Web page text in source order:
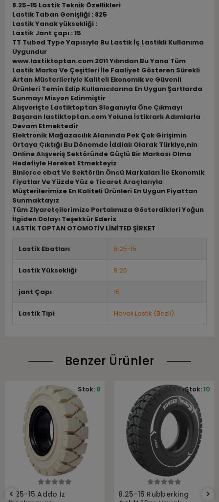
8.25-15 Lastik Teknik Özellikleri
Lastik Taban Genişliği : 825
Lastik Yanak yüksekliği :
Lastik Jant çapı : 15
TT Tubed Type Yapısıyla Bu Lastik İç Lastikli Kullanıma
Uygundur
www.lastiktoptan.com 2011 Yılından Bu Yana Tüm
Lastik Marka Ve Çeşitleri İle Faaliyet Gösteren Sürekli
Artan Müsterileriyle Kaliteli Ekonomik ve Güvenli
Ürünleri Temin Edip Kullanıcılarına En Uygun Şartlarda
Sunmayı Misyon Edinmiştir
Alışverişte Lastiktoptan Sloganıyla Öne Çıkmayı
Başaran lastiktoptan.com Yoluna İstikrarlı Adımlarla
Devam Etmektedir
Elektronik Mağazacılık Alanında Pek Çok Girişimin
Ortaya Çıktığı Bu Dönemde İddialı Olarak Türkiye,nin
Online Alışveriş Sektöründe Güçlü Bir Markası Olma
Hedefiyle Hereket Etmekteyiz
Binlerce ebat Ve Sektörün Öncü Markaları İle Ekonomik
Fiyatlar Ve Yüzde Yüz e Ticaret Araçlarıyla
Müşterilerimize En Kaliteli Ürünleri En Uygun Fiyattan
Sunmaktayız
Tüm Ziyaretçilerimize Portalımıza Gösterdikleri Yoğun
İlgiden Dolayı Teşekkür Ederiz
LASTİK TOPTAN OTOMOTİV LİMİTED ŞİRKET
Lastik Ebatları 8.25-15
Lastik Yüksekliği 8.25
jant Çapı 15
Lastik Tipi Havalı Lastik (Bezli)
Benzer Ürünler
8.25-15 Addo İz
Stok: 8
8.25-15 Rubberking
Stok:10